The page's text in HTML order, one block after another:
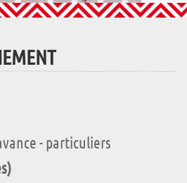
- particuliers